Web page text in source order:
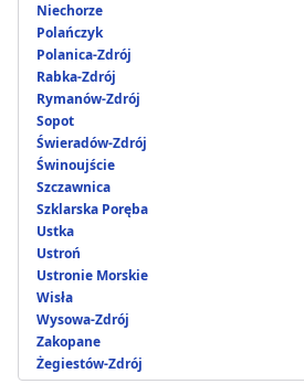
Niechorze
Polańczyk
Polanica-Zdrój
Rabka-Zdrój
Rymanów-Zdrój
Sopot
Świeradów-Zdrój
Świnoujście
Szczawnica
Szklarska Poręba
Ustka
Ustroń
Ustronie Morskie
Wisła
Wysowa-Zdrój
Zakopane
Żegiestów-Zdrój